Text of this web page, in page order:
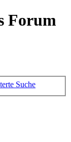
Forum
Suche